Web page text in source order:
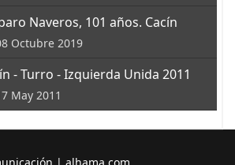
Naveros, 101 años. Cacín
Octubre 2019
- Turro - Izquierda Unida 2011
May 2011